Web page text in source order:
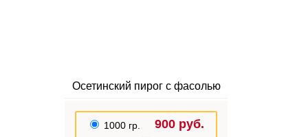
Осетинский пирог с фасолью
1000 гр. 900 руб.